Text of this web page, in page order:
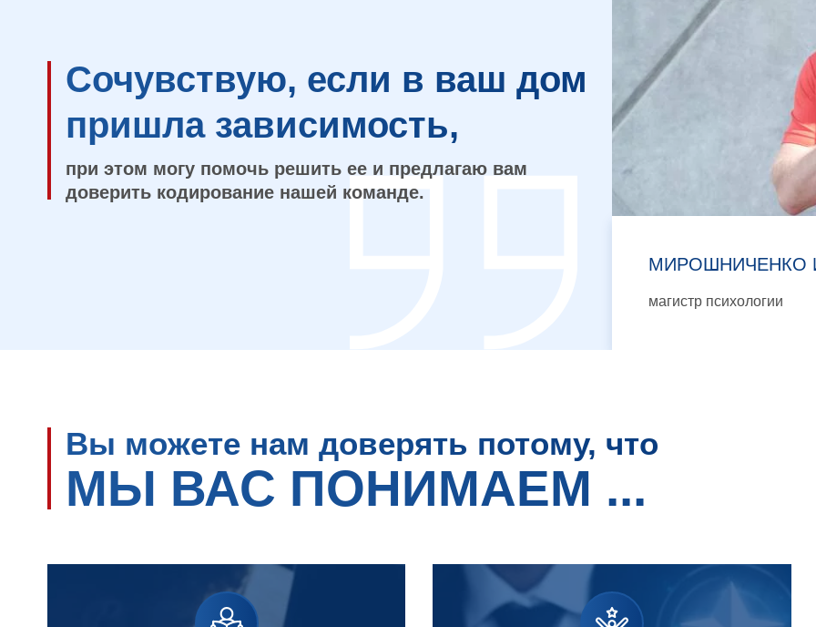
Сочувствую, если в ваш дом
пришла зависимость,
при этом могу помочь решить ее и предлагаю вам
доверить кодирование нашей команде.
МИРОШНИЧЕНКО
магистр психологии
Вы можете нам доверять потому, что
МЫ ВАС ПОНИМАЕМ ...